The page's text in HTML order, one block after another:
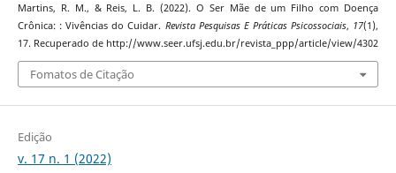
Martins, R. M., & Reis, L. B. (2022). O Ser Mãe de um Filho com Doença
Crônica: : Vivências do Cuidar. Revista Pesquisas E Práticas Psicossociais, 17(1),
17. Recuperado de http://www.seer.ufsj.edu.br/revista_ppp/article/view/4302
Fomatos de Citação
Edição
v. 17 n. 1 (2022)